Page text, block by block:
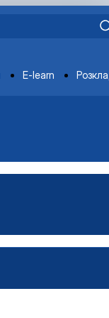
E-learn